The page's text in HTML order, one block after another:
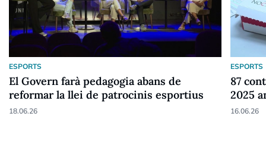
ESPORTS
El Govern farà pedagogia abans de
reformar la llei de patrocinis esportius
18.06.26
ESPORTS
87
2025
16.06.26